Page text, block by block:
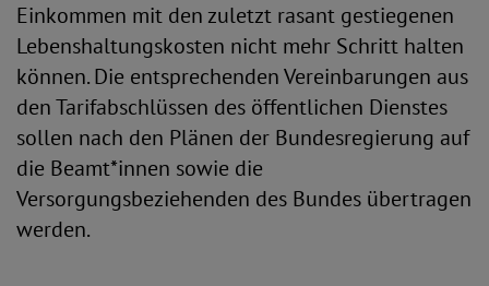
Einkommen mit den zuletzt rasant gestiegenen
Lebenshaltungskosten nicht mehr Schritt halten
können. Die entsprechenden Vereinbarungen aus
den Tarifabschlüssen des öffentlichen Dienstes
sollen nach den Plänen der Bundesregierung auf
die Beamt*innen sowie die
Versorgungsbeziehenden des Bundes übertragen
werden.